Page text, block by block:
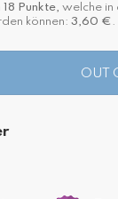
18 Punkte, welche in
können: 3,60 € .
OUT